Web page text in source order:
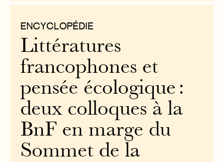
ENCYCLOPÉDIE
Littératures
francophones et
pensée écologique :
deux colloques à la
BnF en marge du
Sommet de la